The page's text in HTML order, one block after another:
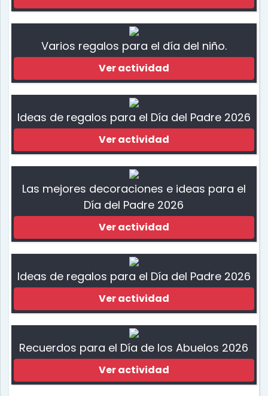
Varios regalos para el día del niño.
Ver actividad
Ideas de regalos para el Día del Padre 2026
Ver actividad
Las mejores decoraciones e ideas para el
Día del Padre 2026
Ver actividad
Ideas de regalos para el Día del Padre 2026
Ver actividad
Recuerdos para el Día de los Abuelos 2026
Ver actividad